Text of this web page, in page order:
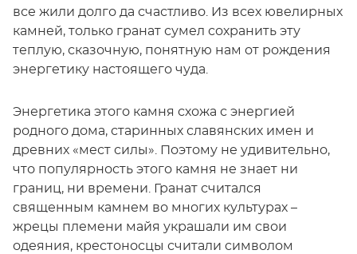
все жили долго да счастливо. Из всех ювелирных
камней, только гранат сумел сохранить эту
теплую, сказочную, понятную нам от рождения
энергетику настоящего чуда.
Энергетика этого камня схожа с энергией
родного дома, старинных славянских имен и
древних «мест силы». Поэтому не удивительно,
что популярность этого камня не знает ни
границ, ни времени. Гранат считался
священным камнем во многих культурах –
жрецы племени майя украшали им свои
одеяния, крестоносцы считали символом